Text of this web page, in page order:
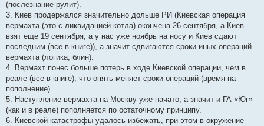
(послезнание рулит).
3. Киев продержался значительно дольше РИ (Киевская операция
вермахта (это с ликвидацией котла) окончена 26 сентября, а Киев
взят еще 19 сентября, а у нас уже ноябрь на носу и Киев сдают
последним (все в книге)), а значит сдвигаются сроки иных операций
вермахта (логика, блин).
4. Вермахт понес больше потерь в ходе Киевской операции, чем в
реале (все в книге), что опять меняет сроки операций (время на
пополнение).
5. Наступление вермахта на Москву уже начато, а значит и ГА «Юг»
(как и в реале) пополняется по остаточному принципу.
6. Киевской катастрофы удалось избежать, при этом в окружение